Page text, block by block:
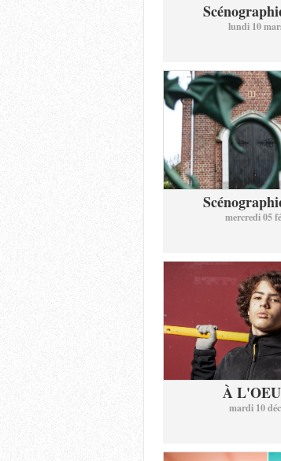
lundi 10
mercredi 05
À
mardi 10